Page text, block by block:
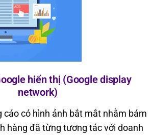
hiển thị (Google display
network)
cáo có hình ảnh bắt mắt nhằm bám
hàng đã từng tương tác với doanh